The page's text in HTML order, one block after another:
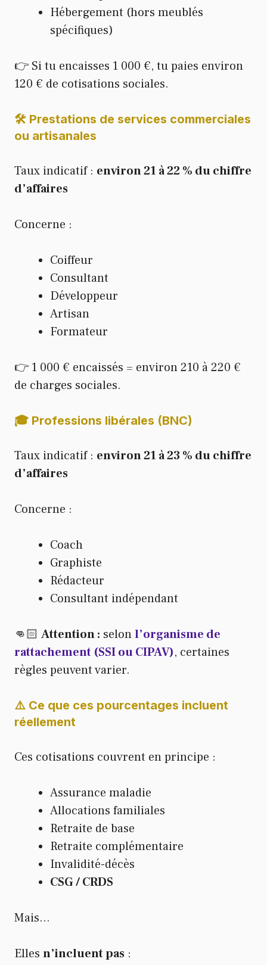
Hébergement (hors meublés
spécifiques)
👉 Si tu encaisses 1 000 €, tu paies environ
120 € de cotisations sociales.
🛠️ Prestations de services commerciales
ou artisanales
Taux indicatif : environ 21 à 22 % du chiffre
d’affaires
Concerne :
Coiffeur
Consultant
Développeur
Artisan
Formateur
👉 1 000 € encaissés = environ 210 à 220 €
de charges sociales.
🎓 Professions libérales (BNC)
Taux indicatif : environ 21 à 23 % du chiffre
d’affaires
Concerne :
Coach
Graphiste
Rédacteur
Consultant indépendant
👊🏻 Attention : selonl’organisme de
rattachement (SSI ou CIPAV), certaines
règles peuvent varier.
⚠️ Ce que ces pourcentages incluent
réellement
Ces cotisations couvrent en principe :
Assurance maladie
Allocations familiales
Retraite de base
Retraite complémentaire
Invalidité-décès
CSG / CRDS
Mais…
Elles n’incluent pas :